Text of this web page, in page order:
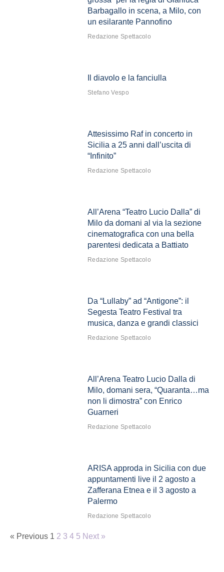
Barbagallo in scena, a Milo, con
un esilarante Pannofino
Redazione Spettacolo
Il diavolo e la fanciulla
Stefano Vespo
Attesissimo Raf in concerto in
Sicilia a 25 anni dall’uscita di
“Infinito”
Redazione Spettacolo
All’Arena “Teatro Lucio Dalla” di
Milo da domani al via la sezione
cinematografica con una bella
parentesi dedicata a Battiato
Redazione Spettacolo
Da “Lullaby” ad “Antigone”: il
Segesta Teatro Festival tra
musica, danza e grandi classici
Redazione Spettacolo
All’Arena Teatro Lucio Dalla di
Milo, domani sera, “Quaranta…ma
non li dimostra” con Enrico
Guarneri
Redazione Spettacolo
ARISA approda in Sicilia con due
appuntamenti live il 2 agosto a
Zafferana Etnea e il 3 agosto a
Palermo
Redazione Spettacolo
« Previous 1 2 3 4 5 Next »